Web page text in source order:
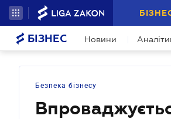
БІЗНЕС Новини
Безпека бізнесу